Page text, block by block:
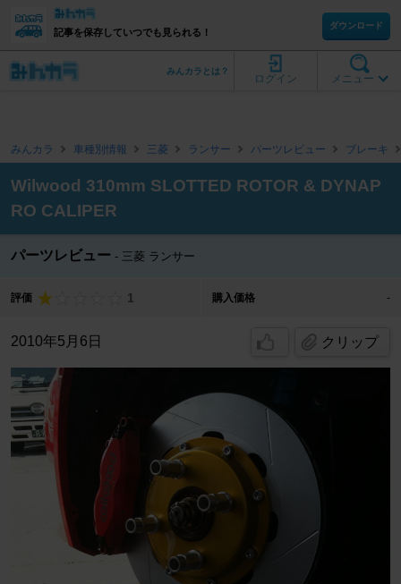
記事を保存していつでも見られる！
ダウンロード
メニュー
ログイン
みんカラとは？
みんカラ 車種別情報 三菱 ランサー パーツレビュー ブレーキ
Wilwood 310mm SLOTTED ROTOR & DYNAP
RO CALIPER
パーツレビュー 三菱 ランサー
評価 1 購入価格 -
2010年5月6日 クリップ